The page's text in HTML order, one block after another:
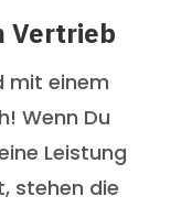
Vertrieb
mit einem
Wenn Du
Leistung
stehen die